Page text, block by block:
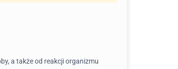
a także od reakcji organizmu